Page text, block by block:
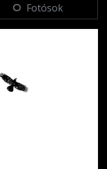
Fotósok